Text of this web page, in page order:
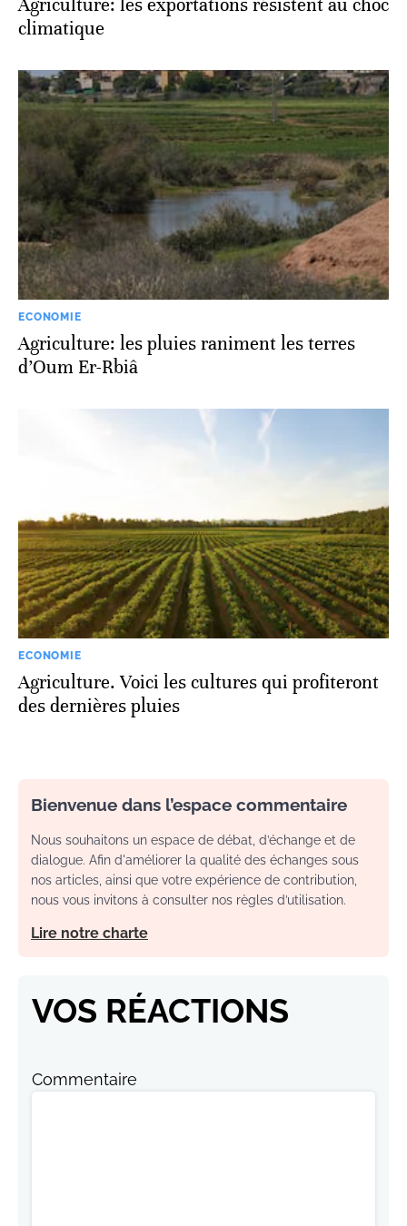
Agriculture: les exportations résistent au choc
climatique
ECONOMIE
Agriculture: les pluies raniment les terres
d’Oum Er-Rbiâ
ECONOMIE
Agriculture. Voici les cultures qui profiteront
des dernières pluies
Bienvenue dans l’espace commentaire
Nous souhaitons un espace de débat, d’échange et de
dialogue. Afin d'améliorer la qualité des échanges sous
nos articles, ainsi que votre expérience de contribution,
nous vous invitons à consulter nos règles d’utilisation.
Lire notre charte
VOS RÉACTIONS
Commentaire